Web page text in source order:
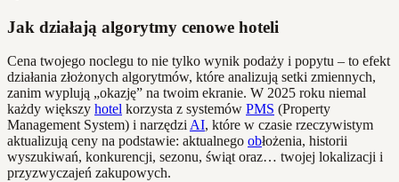
Jak działają algorytmy cenowe hoteli
Cena twojego noclegu to nie tylko wynik podaży i popytu – to efekt
działania złożonych algorytmów, które analizują setki zmiennych,
zanim wyplują „okazję” na twoim ekranie. W 2025 roku niemal
każdy większy hotel korzysta z systemów PMS (Property
Management System) i narzędzi AI, które w czasie rzeczywistym
aktualizują ceny na podstawie: aktualnego obłożenia, historii
wyszukiwań, konkurencji, sezonu, świąt oraz… twojej lokalizacji i
przyzwyczajeń zakupowych.